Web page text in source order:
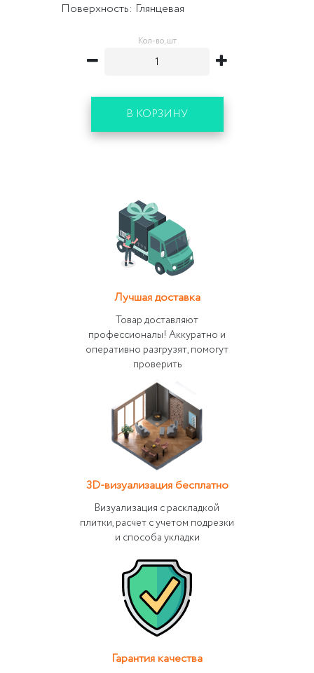
Поверхность: Глянцевая
Кол-во, шт
В КОРЗИНУ
Лучшая доставка
Товар доставляют
профессионалы! Аккуратно и
оперативно разгрузят, помогут
проверить
3D-визуализация бесплатно
Визуализация с раскладкой
плитки, расчет с учетом подрезки
и способа укладки
Гарантия качества